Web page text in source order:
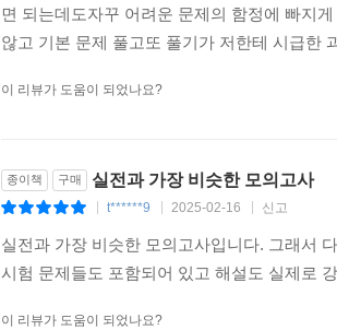
면 되는데도자꾸 어려운 문제의 함정에 빠지
않고 기본 문제 풀고또 풀기가 저한테 시급한
이 리뷰가 도움이 되었나요?
종이책 구매 실전과 가장 비슷한 모의고사
t******9 2025-02-16 신고
실전과 가장 비슷한 모의고사입니다. 그래서
시험 문제들도 포함되어 있고 해설도 실제로
이 리뷰가 도움이 되었나요?